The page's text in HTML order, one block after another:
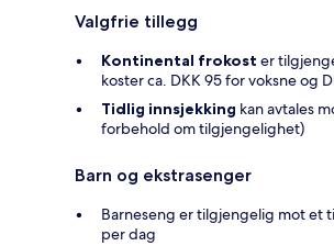
Valgfrie tillegg
Kontinental frokost er
koster ca. DKK 95 for voksne og
Tidlig innsjekking kan avtales
forbehold om tilgjengelighet)
Barn og ekstrasenger
Barneseng er tilgjengelig mot et
per dag